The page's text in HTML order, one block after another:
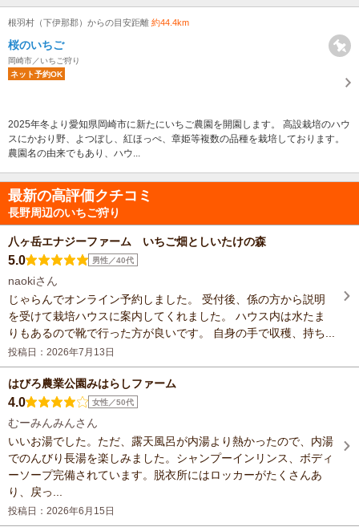
根羽村（下伊那郡）からの目安距離 約44.4km
桜のいちご
岡崎市／いちご狩り
ネット予約OK
2025年冬より愛知県岡崎市に新たにいちご農園を開園します。 高設栽培のハウ
スにかおり野、よつぼし、紅ほっぺ、章姫等複数の品種を栽培しております。
農園名の由来でもあり、ハウ...
最新の高評価クチコミ
長野周辺のいちご狩り
八ヶ岳エナジーファーム いちご畑としいたけの森
5.0 男性／40代
naokiさん
じゃらんでオンライン予約しました。 受付後、係の方から説明
を受けて栽培ハウスに案内してくれました。 ハウス内は水たま
りもあるので靴で行った方が良いです。 自身の手で収穫、持ち...
投稿日：2026年7月13日
はびろ農業公園みはらしファーム
4.0 女性／50代
むーみんみんさん
いいお湯でした。ただ、露天風呂が内湯より熱かったので、内湯
でのんびり長湯を楽しみました。シャンプーインリンス、ボディ
ーソープ完備されています。脱衣所にはロッカーがたくさんあ
り、戻っ...
投稿日：2026年6月15日